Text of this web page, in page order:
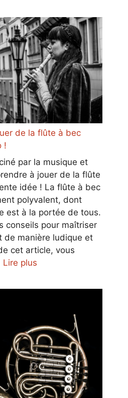
de la flûte à bec
!
par la musique et
à jouer de la flûte
idée ! La flûte à bec
polyvalent, dont
est à la portée de tous.
conseils pour maîtriser
de manière ludique et
cet article, vous
Lire plus